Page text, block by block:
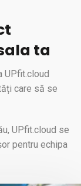
ta
UPfit.cloud
care să se
UPfit.cloud se
pentru echipa